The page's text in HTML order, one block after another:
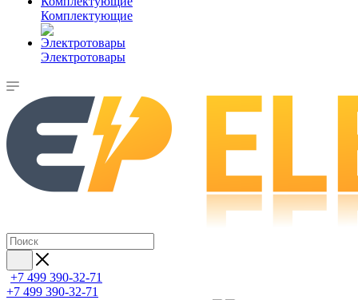
Комплектующие
Электротовары
+7 499 390-32-71
+7 499 390-32-71